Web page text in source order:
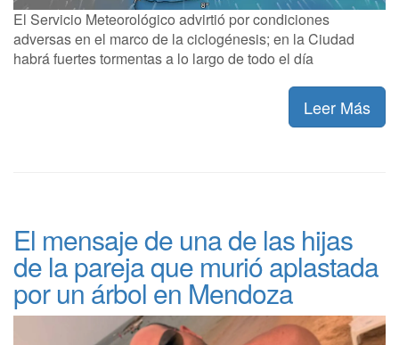
El Servicio Meteorológico advirtió por condiciones
adversas en el marco de la ciclogénesis; en la Ciudad
habrá fuertes tormentas a lo largo de todo el día
Leer Más
El mensaje de una de las hijas
de la pareja que murió aplastada
por un árbol en Mendoza